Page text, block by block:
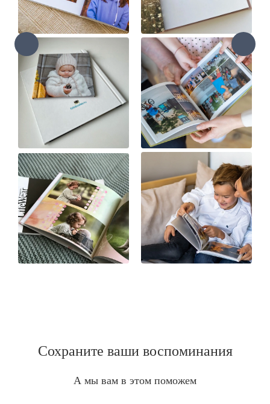
Сохраните ваши воспоминания
А мы вам в этом поможем